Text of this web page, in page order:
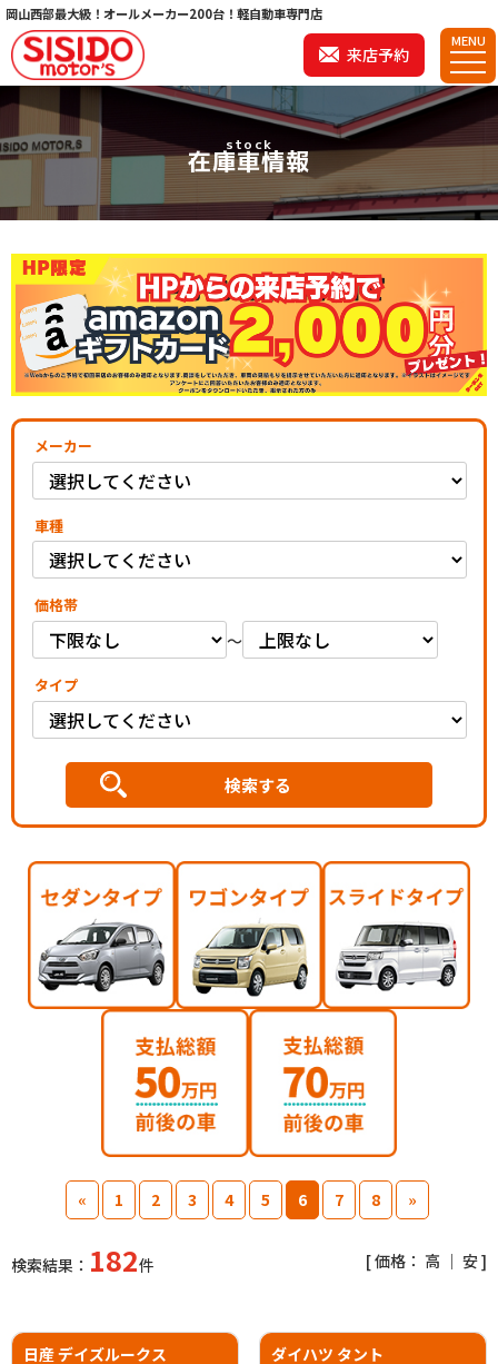
岡山西部最大級！オールメーカー200台！軽自動車専門店
来店予約
MENU
stock
在庫車情報
メーカー
車種
価格帯
～
タイプ
« 1 2 3 4 5 6 7 8 »
検索結果： 182件 [ 価格： 高 ｜ 安]
日産 デイズルークス ダイハツ タント